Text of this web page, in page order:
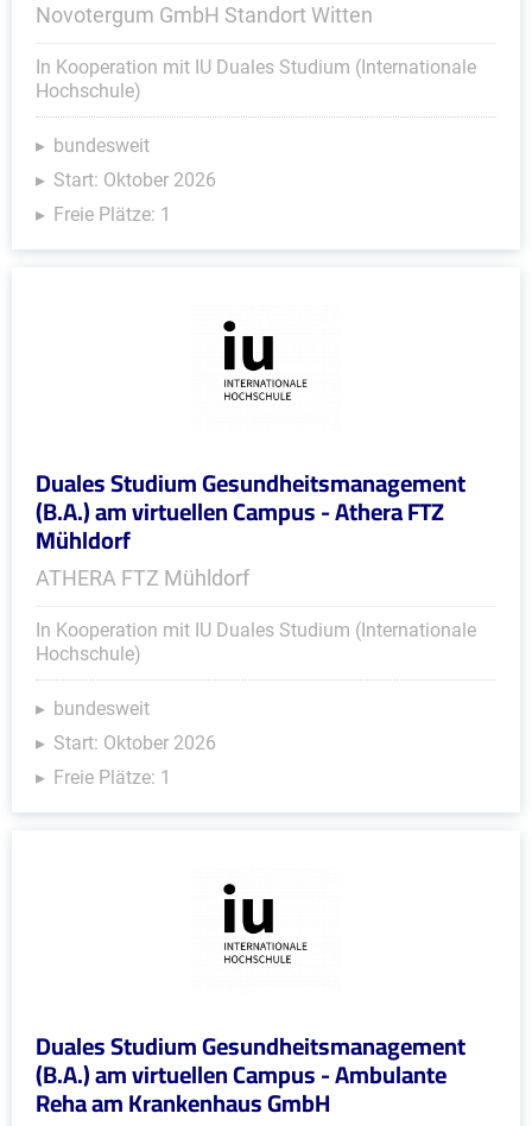
Novotergum GmbH Standort Witten
In Kooperation mit IU Duales Studium (Internationale
Hochschule)
bundesweit
Start: Oktober 2026
Freie Plätze: 1
Duales Studium Gesundheitsmanagement
(B.A.) am virtuellen Campus - Athera FTZ
Mühldorf
ATHERA FTZ Mühldorf
In Kooperation mit IU Duales Studium (Internationale
Hochschule)
bundesweit
Start: Oktober 2026
Freie Plätze: 1
Duales Studium Gesundheitsmanagement
(B.A.) am virtuellen Campus - Ambulante
Reha am Krankenhaus GmbH